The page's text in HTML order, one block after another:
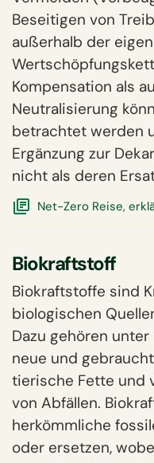
Beseitigen von
außerhalb der
Kompensation als
Neutralisierung
betrachtet werden
Ergänzung zur
nicht als deren
Net-Zero Reise,
Biokraftstoff
Biokraftstoffe sind
biologischen
Dazu gehören
neue und
tierische Fette und
von Abfällen.
herkömmliche
oder ersetzen,